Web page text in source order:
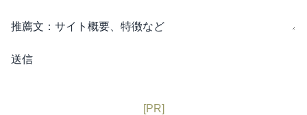
推薦文： サイト概要、特徴など
[PR]